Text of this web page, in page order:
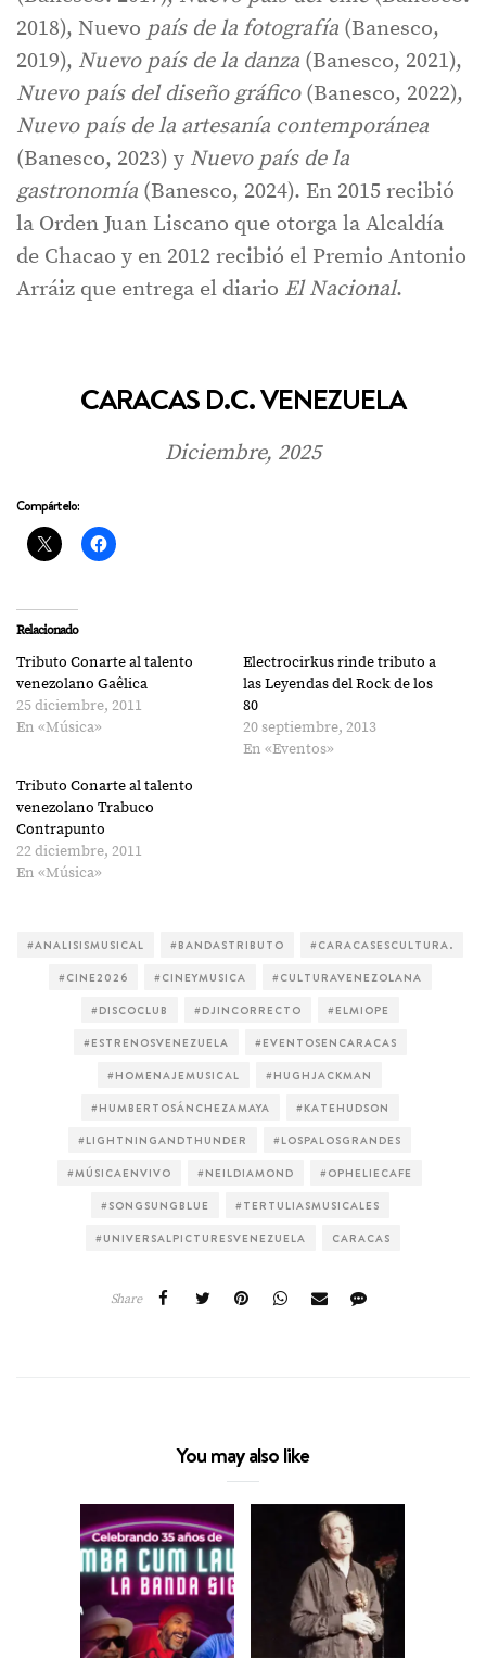
2018), Nuevo país de la fotografía (Banesco,
2019), Nuevo país de la danza (Banesco, 2021),
Nuevo país del diseño gráfico(Banesco, 2022),
Nuevo país de la artesanía contemporánea
(Banesco, 2023) y Nuevo país de la
gastronomía (Banesco, 2024). En 2015 recibió
la Orden Juan Liscano que otorga la Alcaldía
de Chacao y en 2012 recibió el Premio Antonio
Arráiz que entrega el diario El Nacional.
CARACAS D.C. VENEZUELA
Diciembre, 2025
Compártelo:
Relacionado
Tributo Conarte al talento
venezolano Gaêlica
25 diciembre, 2011
En «Música»
Electrocirkus rinde tributo a
las Leyendas del Rock de los
80
20 septiembre, 2013
En «Eventos»
Tributo Conarte al talento
venezolano Trabuco
Contrapunto
22 diciembre, 2011
En «Música»
#ANALISISMUSICAL #BANDASTRIBUTO #CARACASESCULTURA.
#CINE2026 #CINEYMUSICA #CULTURAVENEZOLANA
#DISCOCLUB #DJINCORRECTO #ELMIOPE
#ESTRENOSVENEZUELA #EVENTOSENCARACAS
#HOMENAJEMUSICAL #HUGHJACKMAN
#HUMBERTOSÁNCHEZAMAYA #KATEHUDSON
#LIGHTNINGANDTHUNDER #LOSPALOSGRANDES
#MÚSICAENVIVO #NEILDIAMOND #OPHELIECAFE
#SONGSUNGBLUE #TERTULIASMUSICALES
#UNIVERSALPICTURESVENEZUELA CARACAS
Share
You may also like